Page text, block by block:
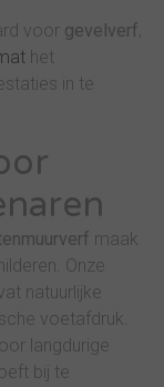
voor gevelverf,
het
in te
maak
Onze
natuurlijke
voetafdruk.
langdurige
bij te